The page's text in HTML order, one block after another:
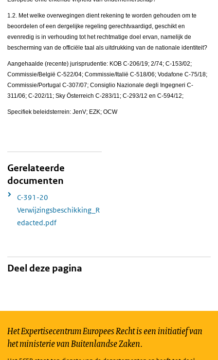
1.2. Met welke overwegingen dient rekening te worden gehouden om te
beoordelen of een dergelijke regeling gerechtvaardigd, geschikt en
evenredig is in verhouding tot het rechtmatige doel ervan, namelijk de
bescherming van de officiële taal als uitdrukking van de nationale identiteit?
Aangehaalde (recente) jurisprudentie: KOB C-206/19; 2/74; C-153/02;
Commissie/België C-522/04; Commissie/Italië C-518/06; Vodafone C-75/18;
Commissie/Portugal C-307/07; Consiglio Nazionale degli Ingegneri C-
311/06; C-202/11; Sky Österreich C-283/11; C-293/12 en C-594/12;
Specifiek beleidsterrein: JenV; EZK; OCW
Gerelateerde
documenten
C-391-20
Verwijzingsbeschikking_R
edacted.pdf
Deel deze pagina
Het Expertisecentrum Europees Recht is een initiatief van
het ministerie van Buitenlandse Zaken.